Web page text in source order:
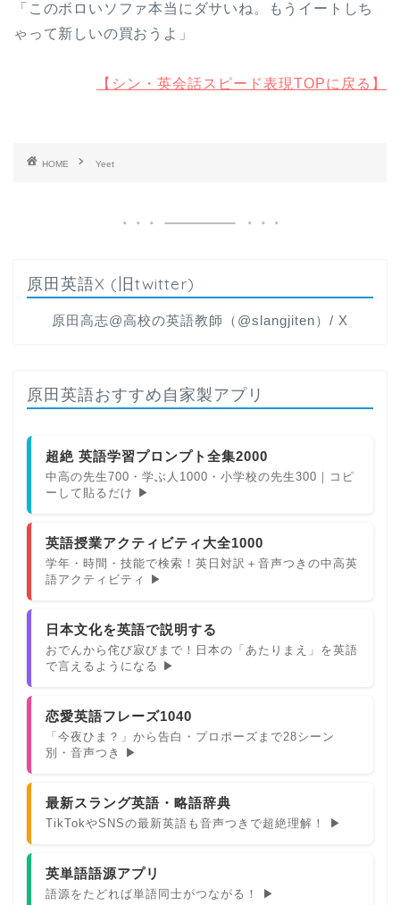
「このボロいソファ本当にダサいね。もうイートしち
ゃって新しいの買おうよ」
【シン・英会話スピード表現TOPに戻る】
HOME Yeet
原田英語X (旧twitter)
原田高志@高校の英語教師（@slangjiten）/ X
原田英語おすすめ自家製アプリ
超絶 英語学習プロンプト全集2000
中高の先生700・学ぶ人1000・小学校の先生300｜コピ
ーして貼るだけ ▶
英語授業アクティビティ大全1000
学年・時間・技能で検索！英日対訳＋音声つきの中高英
語アクティビティ ▶
日本文化を英語で説明する
おでんから侘び寂びまで！日本の「あたりまえ」を英語
で言えるようになる ▶
恋愛英語フレーズ1040
「今夜ひま？」から告白・プロポーズまで28シーン
別・音声つき ▶
最新スラング英語・略語辞典
TikTokやSNSの最新英語も音声つきで超絶理解！ ▶
英単語語源アプリ
語源をたどれば単語同士がつながる！ ▶